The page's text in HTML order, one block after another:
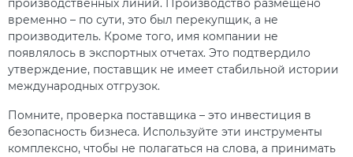
производственных линий. Производство размещено
временно – по сути, это был перекупщик, а не
производитель. Кроме того, имя компании не
появлялось в экспортных отчетах. Это подтвердило
утверждение, поставщик не имеет стабильной истории
международных отгрузок.
Помните, проверка поставщика – это инвестиция в
безопасность бизнеса. Используйте эти инструменты
комплексно, чтобы не полагаться на слова, а принимать